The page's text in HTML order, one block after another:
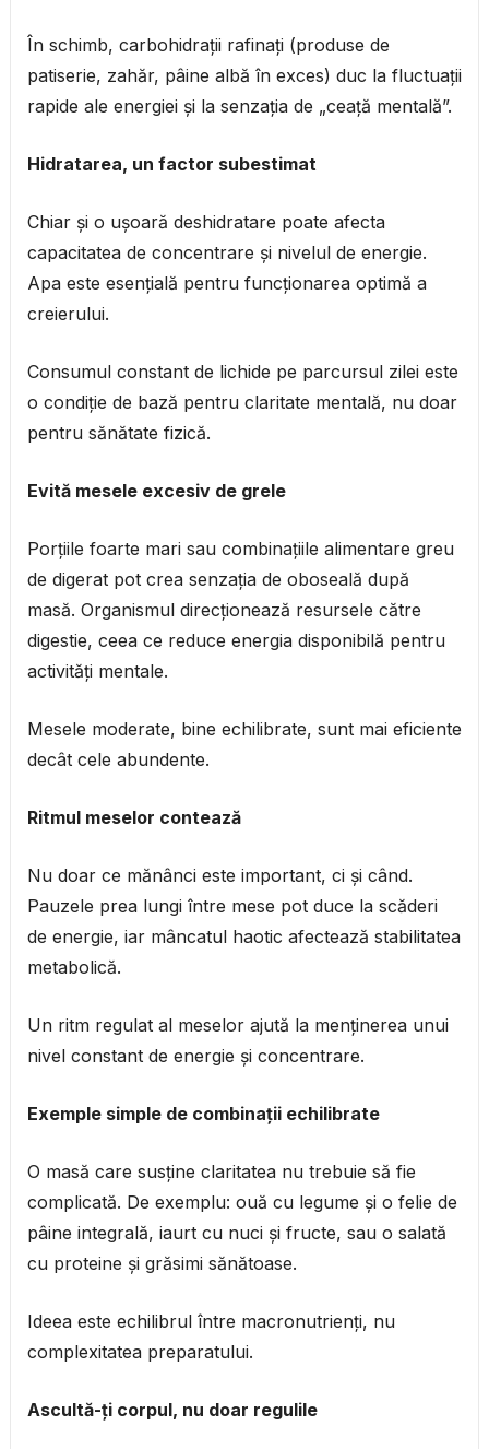
În schimb, carbohidrații rafinați (produse de
patiserie, zahăr, pâine albă în exces) duc la fluctuații
rapide ale energiei și la senzația de „ceață mentală”.
Hidratarea, un factor subestimat
Chiar și o ușoară deshidratare poate afecta
capacitatea de concentrare și nivelul de energie.
Apa este esențială pentru funcționarea optimă a
creierului.
Consumul constant de lichide pe parcursul zilei este
o condiție de bază pentru claritate mentală, nu doar
pentru sănătate fizică.
Evită mesele excesiv de grele
Porțiile foarte mari sau combinațiile alimentare greu
de digerat pot crea senzația de oboseală după
masă. Organismul direcționează resursele către
digestie, ceea ce reduce energia disponibilă pentru
activități mentale.
Mesele moderate, bine echilibrate, sunt mai eficiente
decât cele abundente.
Ritmul meselor contează
Nu doar ce mănânci este important, ci și când.
Pauzele prea lungi între mese pot duce la scăderi
de energie, iar mâncatul haotic afectează stabilitatea
metabolică.
Un ritm regulat al meselor ajută la menținerea unui
nivel constant de energie și concentrare.
Exemple simple de combinații echilibrate
O masă care susține claritatea nu trebuie să fie
complicată. De exemplu: ouă cu legume și o felie de
pâine integrală, iaurt cu nuci și fructe, sau o salată
cu proteine și grăsimi sănătoase.
Ideea este echilibrul între macronutrienți, nu
complexitatea preparatului.
Ascultă-ți corpul, nu doar regulile